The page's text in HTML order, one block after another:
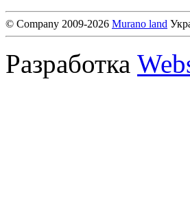
© Company 2009-2026 Murano land
Разработка